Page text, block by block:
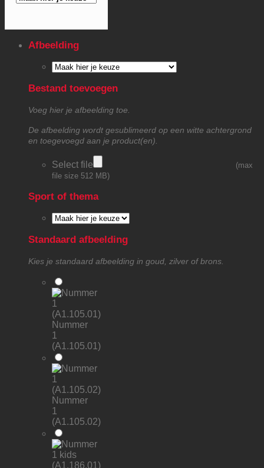
Afbeelding
Bestand toevoegen
Voeg hier je afbeelding toe.
De afbeelding wordt gesublimeerd op een witte achtergrond
en toegevoegd aan je product(en).
Select file
(max
file size 512 MB)
Sport of thema
Standaard afbeelding
Kies je standaard afbeelding in goud, zilver of brons.
Nummer
1
(A1.105.01)
Nummer
1
(A1.105.02)